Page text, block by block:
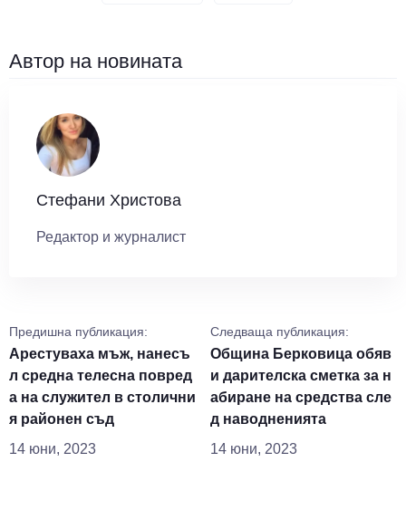
Автор на новината
Стефани Христова
Редактор и журналист
Предишна публикация:
Арестуваха мъж, нанесъ
л средна телесна повред
а на служител в столични
я районен съд
14 юни, 2023
Следваща публикация:
Община Берковица обяв
и дарителска сметка за н
абиране на средства сле
д наводненията
14 юни, 2023